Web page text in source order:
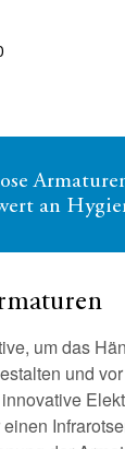
an
um das
und